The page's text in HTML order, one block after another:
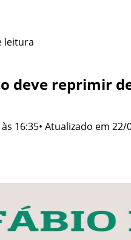
leitura
deve reprimir
16:35• Atualizado em 22/